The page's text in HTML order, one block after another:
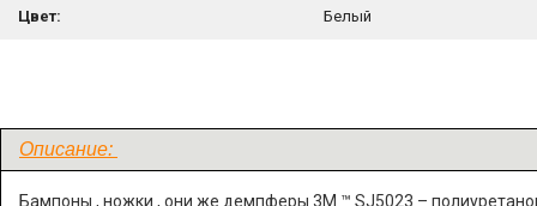
Цвет: Белый
Описание:
Бампоны , ножки , они же демпферы 3M ™ SJ5023 –